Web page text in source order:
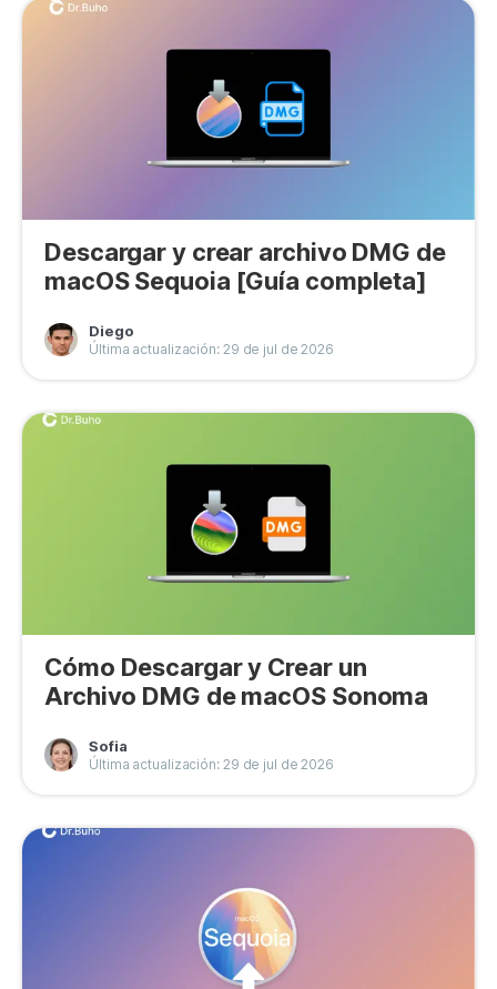
Descargar y crear archivo DMG de
macOS Sequoia [Guía completa]
Diego
Última actualización: 29 de jul de 2026
Cómo Descargar y Crear un
Archivo DMG de macOS Sonoma
Sofia
Última actualización: 29 de jul de 2026